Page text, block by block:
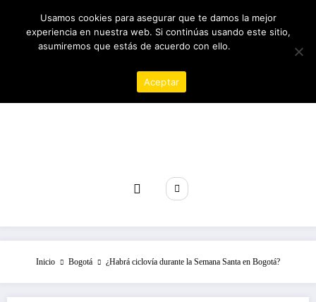
contenido
06/08/2026 5:00:52 PM
Inicio Bogotá ¿Habrá ciclovía durante la Semana Santa en Bogotá?
Usamos cookies para asegurar que te damos la mejor
experiencia en nuestra web. Si continúas usando este sitio,
asumiremos que estás de acuerdo con ello.
Aceptar